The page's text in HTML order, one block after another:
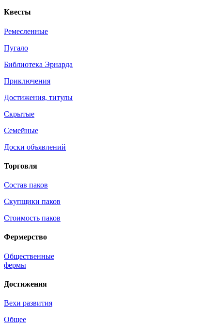
Квесты
Ремесленные
Пугало
Библиотека Эрнарда
Приключения
Достижения, титулы
Скрытые
Семейные
Доски объявлений
Торговля
Состав паков
Скупщики паков
Стоимость паков
Фермерство
Общественные
фермы
Достижения
Вехи развития
Общее